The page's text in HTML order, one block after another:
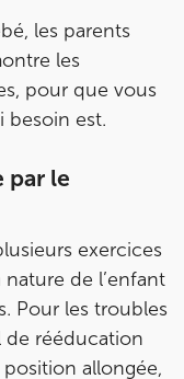
les parents
les
pour que vous
besoin est.
par le
exercices
de l’enfant
Pour les troubles
de rééducation
allongée,